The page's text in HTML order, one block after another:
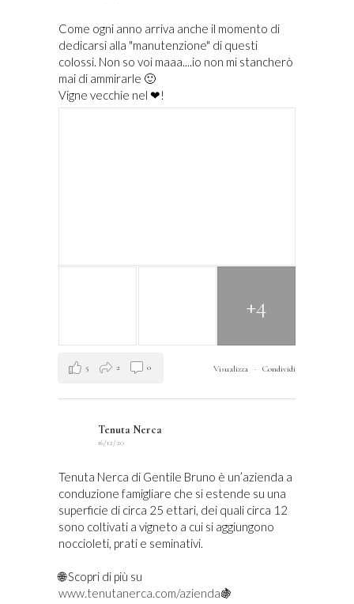
Come ogni anno arriva anche il momento di
dedicarsi alla "manutenzione" di questi
colossi. Non so voi maaa....io non mi stancherò
mai di ammirarle 🙂
Vigne vecchie nel ❤!
+4
Visualizza · Condividi
5 2 0
Tenuta Nerca
16/12/20
Tenuta Nerca di Gentile Bruno è un’azienda a
conduzione famigliare che si estende su una
superficie di circa 25 ettari, dei quali circa 12
sono coltivati a vigneto a cui si aggiungono
noccioleti, prati e seminativi.
🌐 Scopri di più su
www.tenutanerca.com/azienda🍇